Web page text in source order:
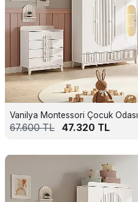
Vanilya Montessori Çocuk Odası
67.600TL 47.320 TL